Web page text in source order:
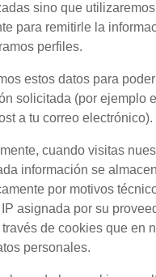
sino que
para remitirle la
perfiles.
estos datos para
solicitada (por ejemplo
a tu correo electrónico).
cuando visitas
información se
por motivos
asignada por su
través de cookies que en
personales.